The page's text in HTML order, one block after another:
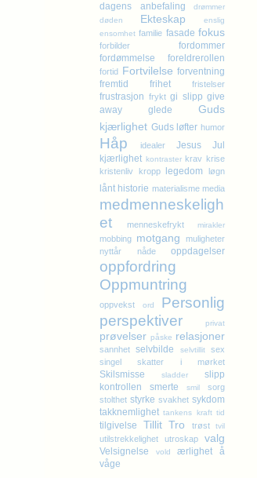
dagens anbefaling
drømmer
døden
Ekteskap
enslig
ensomhet familie fasade fokus
forbilder
fordommer
fordømmelse
foreldrerollen
fortid Fortvilelse forventning
fremtid
frihet fristelser
frustrasjon frykt gi slipp give
away
glede
Guds
kjærlighet Guds løfter humor
Håp idealer Jesus
Jul
kjærlighet kontraster krav krise
kristenliv kropp legedom løgn
lånt historie materialisme media
medmenneskeligh
et
menneskefrykt mirakler
mobbing motgang
muligheter
nyttår
nåde oppdagelser
oppfordring
Oppmuntring
oppvekst ord
Personlig
perspektiver
privat
prøvelser påske relasjoner
sannhet selvbilde selvtillit
sex
singel
skatter i mørket
Skilsmisse sladder
slipp
kontrollen
smerte smil
sorg
stolthet styrke svakhet sykdom
takknemlighet tankens kraft tid
tilgivelse Tillit Tro trøst tvil
utilstrekkelighet utroskap valg
Velsignelse vold ærlighet
å
våge